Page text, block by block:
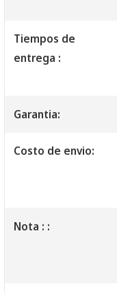
Tiempos de
entrega :
Garantia:
Costo de envio:
Nota : :